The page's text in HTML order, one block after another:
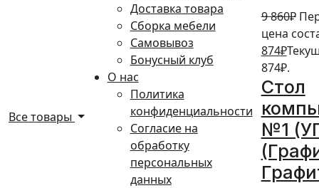
Все товары
Доставка товара
Сборка мебели
Самовывоз
Бонусный клуб
О нас
Политика
конфиденциальности
Согласие на
обработку
персональных
данных
9 860₽
цена
874₽
874₽.
Стол
№1